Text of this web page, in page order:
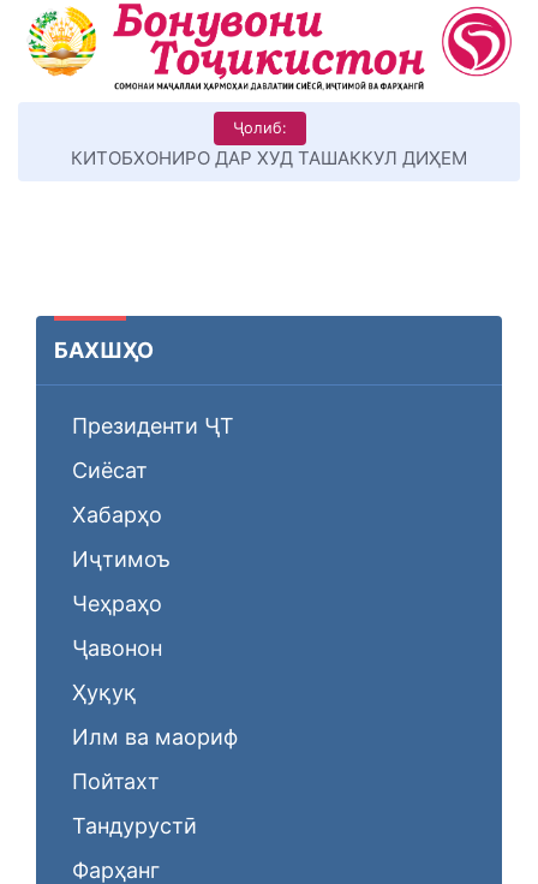
Ҷолиб:
КИТОБХОНИРО ДАР ХУД ТАШАККУЛ ДИҲЕМ
БАХШҲО
Президенти ҶТ
Сиёсат
Хабарҳо
Иҷтимоъ
Чеҳраҳо
Ҷавонон
Ҳуқуқ
Илм ва маориф
Пойтахт
Тандурустӣ
Фарҳанг